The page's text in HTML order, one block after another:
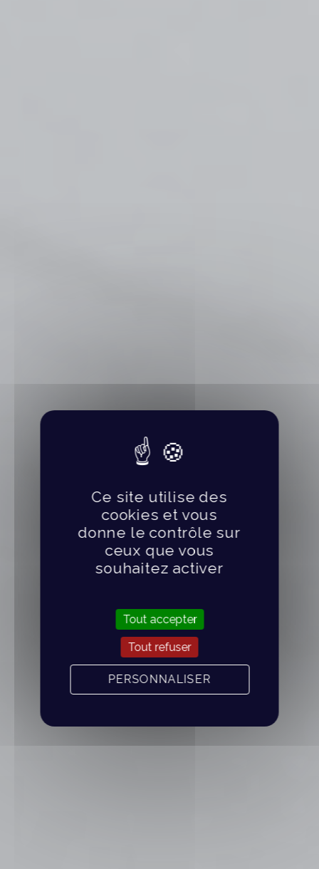
Ce site utilise des
cookies et vous
donne le contrôle sur
ceux que vous
souhaitez activer
Tout accepter
Tout refuser
PERSONNALISER